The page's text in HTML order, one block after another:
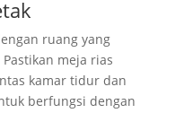
ruang yang
meja rias
kamar tidur dan
berfungsi dengan